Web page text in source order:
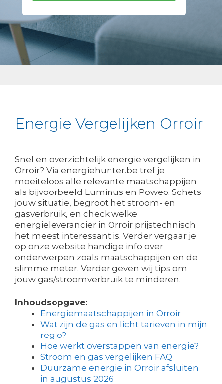
Energie Vergelijken Orroir
Snel en overzichtelijk energie vergelijken in
Orroir? Via energiehunter.be tref je
moeiteloos alle relevante maatschappijen
als bijvoorbeeld Luminus en Poweo. Schets
jouw situatie, begroot het stroom- en
gasverbruik, en check welke
energieleverancier in Orroir prijstechnisch
het meest interessant is. Verder vergaar je
op onze website handige info over
onderwerpen zoals maatschappijen en de
slimme meter. Verder geven wij tips om
jouw gas/stroomverbruik te minderen.
Inhoudsopgave:
Energiemaatschappijen in Orroir
Wat zijn de gas en licht tarieven in mijn
regio?
Hoe werkt overstappen van energie?
Stroom en gas vergelijken FAQ
Duurzame energie in Orroir afsluiten
in augustus 2026